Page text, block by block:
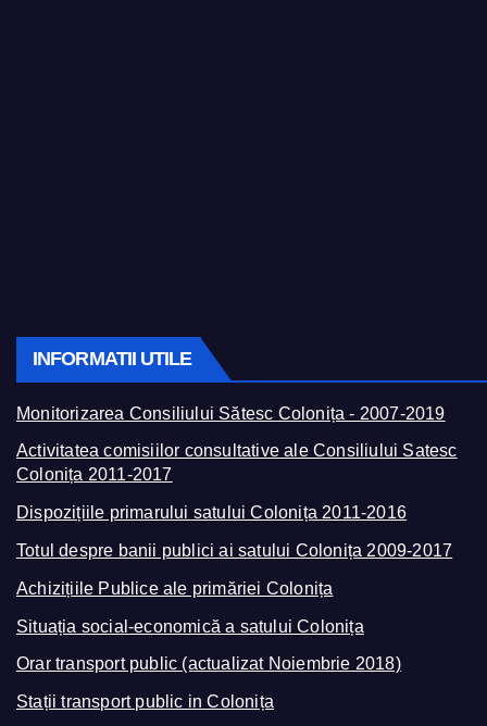
INFORMATII UTILE
Monitorizarea Consiliului Sătesc Colonița - 2007-2019
Activitatea comisiilor consultative ale Consiliului Satesc
Colonița 2011-2017
Dispozițiile primarului satului Colonița 2011-2016
Totul despre banii publici ai satului Colonița 2009-2017
Achizițiile Publice ale primăriei Colonița
Situația social-economică a satului Colonița
Orar transport public (actualizat Noiembrie 2018)
Stații transport public in Colonița